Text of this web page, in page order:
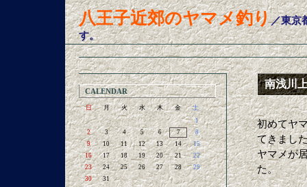
八王子近郊のヤマメ釣り／東京
す。
南浅川
初めてヤ
てきまし
ヤマメが
た。
CALENDAR
日 月 火 水 木 金
土
1
2
3 4 5 6 7
8
9
10 11 12 13 14
15
16
17 18 19 20 21
22
23
24 25 26 27 28
29
30
31